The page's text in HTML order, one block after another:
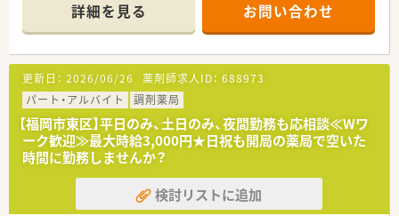
≪こんな薬局です≫
◇外科、小児科メインで在宅もございます。
◇事務の方もしっかりサポートしてくれます
◇ラウンダー社員の方もいるのでシフト調整も可
詳細を見る お問い合わせ
更新日： 2026/06/26 薬剤師求人ID： 688973
パート・アルバイト
調剤薬局
【福岡市東区】平日のみ、土日のみ、夜間勤務も応相談≪Wワ
ーク歓迎≫最大時給3,000円★日祝も開局の薬局で空いた
時間に勤務しませんか？
検討リストに追加